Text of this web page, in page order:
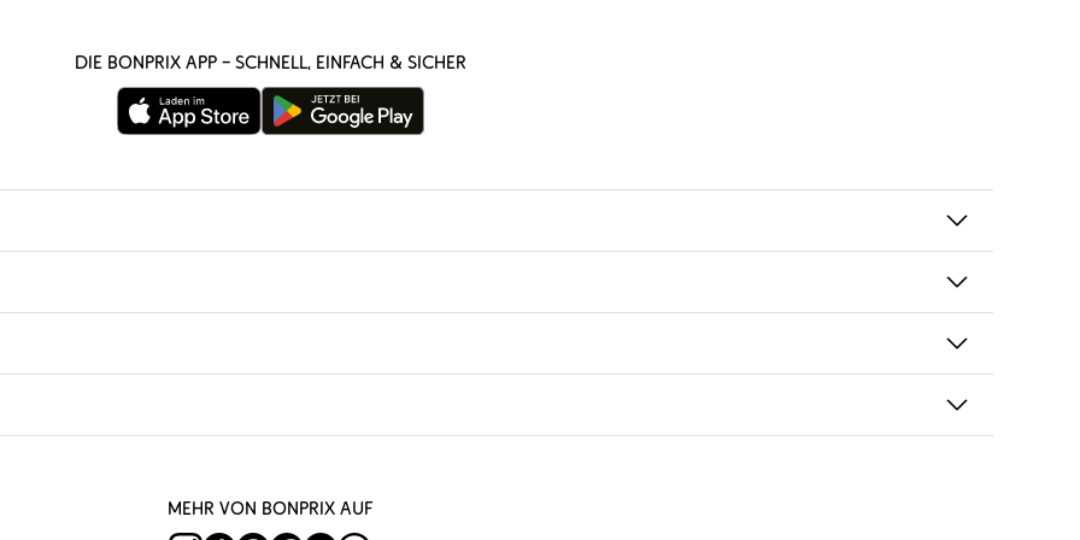
Die bonprix App – schnell, einfach & sicher
Mehr von bonprix auf